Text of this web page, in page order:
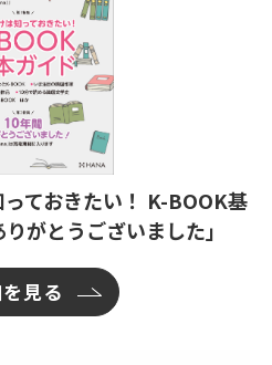
ておきたい！ K-BOOK基
がとうございました」
見る